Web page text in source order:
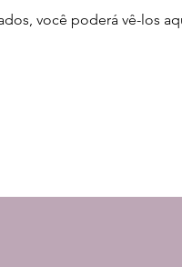
você poderá vê-los